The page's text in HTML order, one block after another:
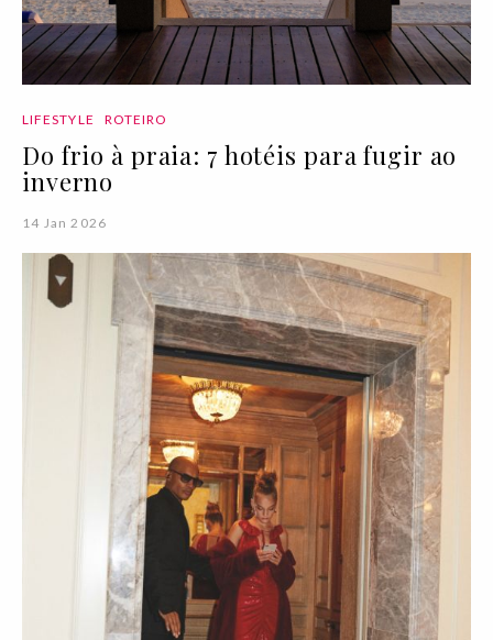
LIFESTYLE ROTEIRO
Do frio à praia: 7 hotéis para fugir ao
inverno
14 Jan 2026